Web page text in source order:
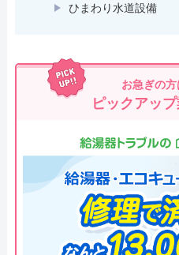
ひまわり水道設備
お急ぎの方
ピックアッ